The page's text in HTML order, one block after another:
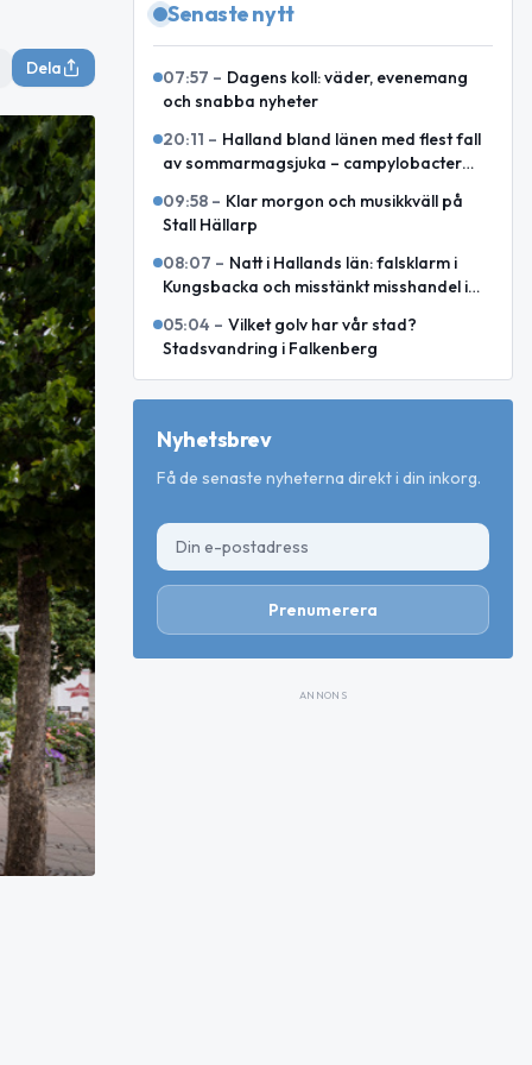
Dela
Senaste nytt
07:57 – Dagens koll: väder, evenemang
och snabba nyheter
20:11 – Halland bland länen med flest fall
av sommarmagsjuka – campylobacter
09:58 – Klar morgon och musikkväll på
Stall Hällarp
08:07 – Natt i Hallands län: falsklarm i
Kungsbacka och misstänkt misshandel i
05:04 – Vilket golv har vår stad?
Stadsvandring i Falkenberg
Nyhetsbrev
Få de senaste nyheterna direkt i din inkorg.
Prenumerera
ANNONS